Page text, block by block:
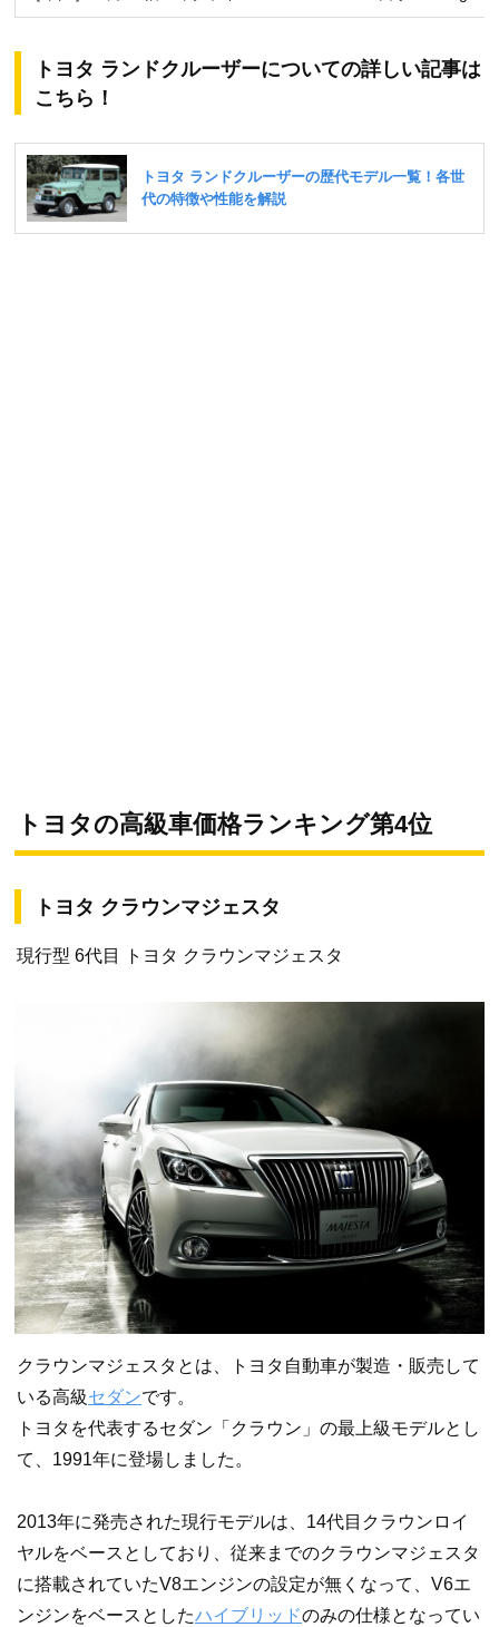
トヨタ ランドクルーザーについての詳しい記事は
こちら！
トヨタの高級車価格ランキング第4位
トヨタ クラウンマジェスタ
現行型 6代目 トヨタ クラウンマジェスタ
クラウンマジェスタとは、トヨタ自動車が製造・販売して
いる高級セダンです。
トヨタを代表するセダン「クラウン」の最上級モデルとし
て、1991年に登場しました。
2013年に発売された現行モデルは、14代目クラウンロイ
ヤルをベースとしており、従来までのクラウンマジェスタ
に搭載されていたV8エンジンの設定が無くなって、V6エ
ンジンをベースとしたハイブリッドのみの仕様となってい